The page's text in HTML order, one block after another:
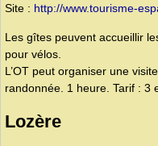
Site : http://www.tourisme-
Les gîtes peuvent accueillir
pour vélos.
L’OT peut organiser une
randonnée. 1 heure. Tarif : 3
Lozère